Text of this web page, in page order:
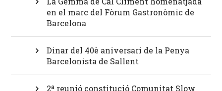
en el marc del Fòrum Gastronòmic de
Barcelona
Dinar del 40è aniversari de la Penya
Barcelonista de Sallent
2ª reunió constitució Comunitat Slow